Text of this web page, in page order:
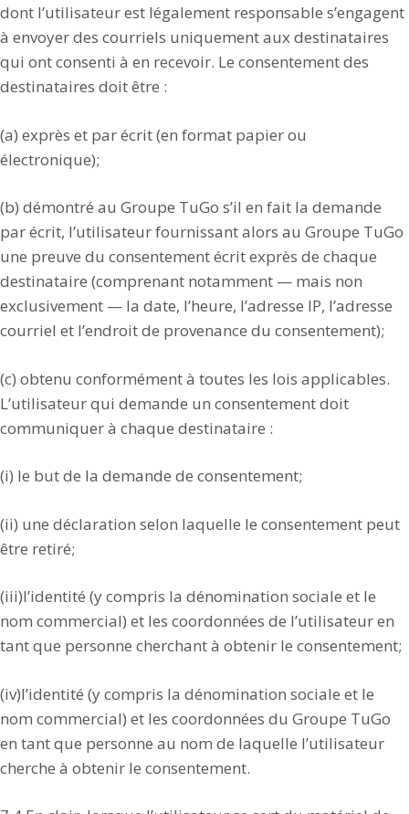
dont l’utilisateur est légalement responsable s’engagent
à envoyer des courriels uniquement aux destinataires
qui ont consenti à en recevoir. Le consentement des
destinataires doit être :
(a) exprès et par écrit (en format papier ou
électronique);
(b) démontré au Groupe TuGo s’il en fait la demande
par écrit, l’utilisateur fournissant alors au Groupe TuGo
une preuve du consentement écrit exprès de chaque
destinataire (comprenant notamment — mais non
exclusivement — la date, l’heure, l’adresse IP, l’adresse
courriel et l’endroit de provenance du consentement);
(c) obtenu conformément à toutes les lois applicables.
L’utilisateur qui demande un consentement doit
communiquer à chaque destinataire :
(i) le but de la demande de consentement;
(ii) une déclaration selon laquelle le consentement peut
être retiré;
(iii)l’identité (y compris la dénomination sociale et le
nom commercial) et les coordonnées de l’utilisateur en
tant que personne cherchant à obtenir le consentement;
(iv)l’identité (y compris la dénomination sociale et le
nom commercial) et les coordonnées du Groupe TuGo
en tant que personne au nom de laquelle l’utilisateur
cherche à obtenir le consentement.